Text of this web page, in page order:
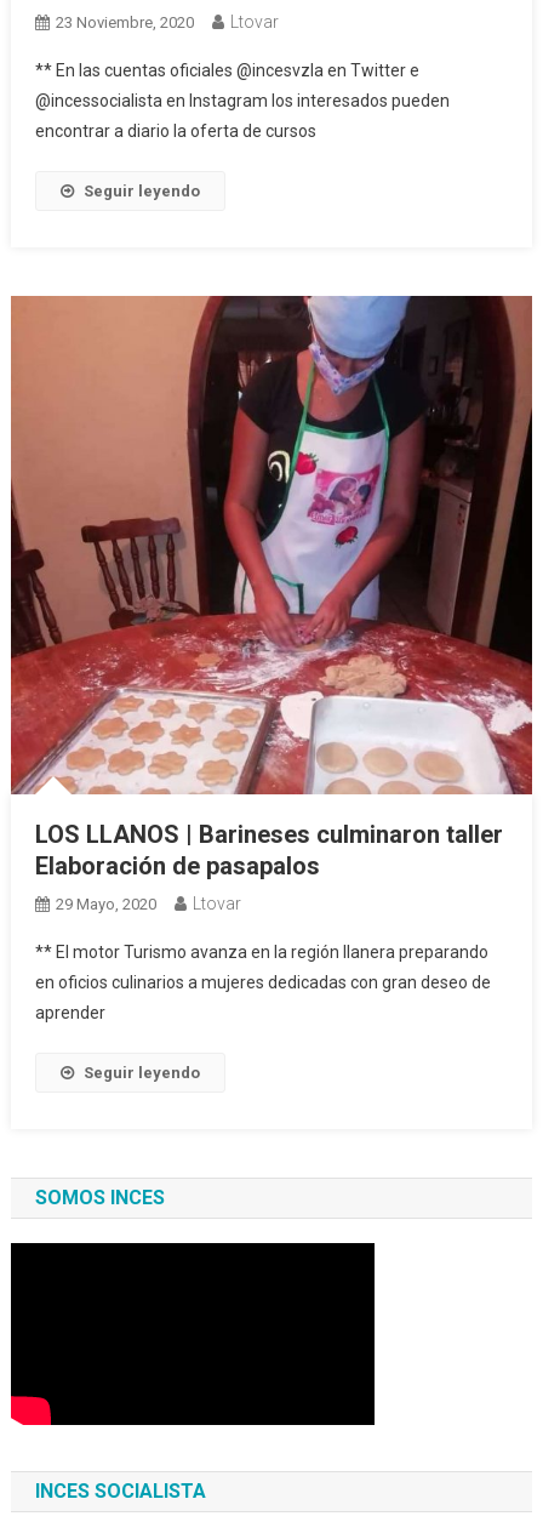
23 Noviembre, 2020 Ltovar
** En las cuentas oficiales @incesvzla en Twitter e
@incessocialista en Instagram los interesados pueden
encontrar a diario la oferta de cursos
Seguir leyendo
LOS LLANOS | Barineses culminaron taller
Elaboración de pasapalos
29 Mayo, 2020 Ltovar
** El motor Turismo avanza en la región llanera preparando
en oficios culinarios a mujeres dedicadas con gran deseo de
aprender
Seguir leyendo
SOMOS INCES
INCES SOCIALISTA